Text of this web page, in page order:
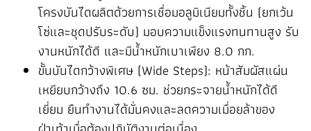
โครงบันไดผลิตด้วยการเชื่อมอลูมิเนียมทั้งชิ้น (ยกเว้น
โซ่และชุดปรับระดับ) มอบความแข็งแรงทนทานสูง รับ
งานหนักได้ดี และมีน้ำหนักเบาเพียง 8.0 กก.
ขั้นบันไดกว้างพิเศษ (Wide Steps): หน้าสัมผัสแผ่น
เหยียบกว้างถึง 10.6 ซม. ช่วยกระจายน้ำหนักได้ดี
เยี่ยม ยืนทำงานได้มั่นคงและลดความเมื่อยล้าของ